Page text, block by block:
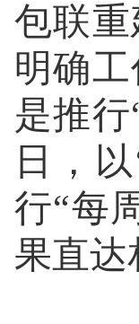
包联
明确
是推
日，
行“每
果直达